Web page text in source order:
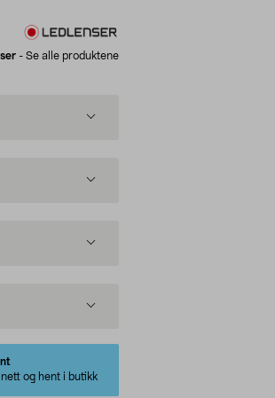
- Se alle produktene
og hent i butikk